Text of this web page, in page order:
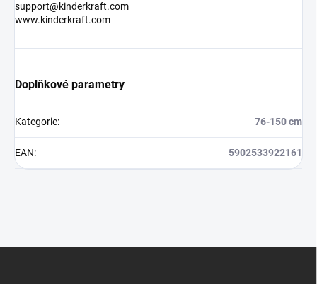
support@kinderkraft.com
www.kinderkraft.com
Doplňkové parametry
Kategorie: 76-150 cm
EAN: 5902533922161